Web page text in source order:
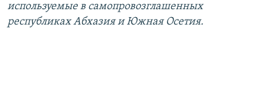
используемые в самопровозглашенных
республиках Абхазия и Южная Осетия.